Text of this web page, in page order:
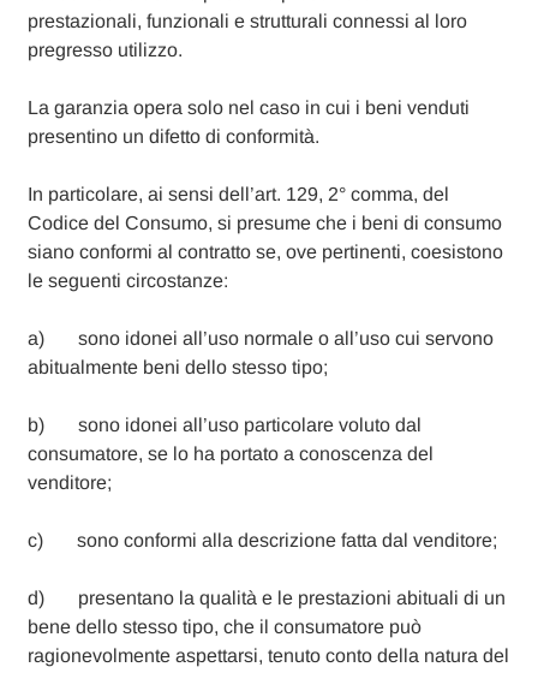
prestazionali, funzionali e strutturali connessi al loro
pregresso utilizzo.
La garanzia opera solo nel caso in cui i beni venduti
presentino un difetto di conformità.
In particolare, ai sensi dell’art. 129, 2° comma, del
Codice del Consumo, si presume che i beni di consumo
siano conformi al contratto se, ove pertinenti, coesistono
le seguenti circostanze:
a) sono idonei all’uso normale o all’uso cui servono
abitualmente beni dello stesso tipo;
b) sono idonei all’uso particolare voluto dal
consumatore, se lo ha portato a conoscenza del
venditore;
c) sono conformi alla descrizione fatta dal venditore;
d) presentano la qualità e le prestazioni abituali di un
bene dello stesso tipo, che il consumatore può
ragionevolmente aspettarsi, tenuto conto della natura del